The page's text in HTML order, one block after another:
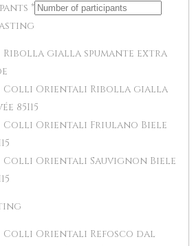
*
gialla spumante extra
Colli Orientali Ribolla gialla
85I15
Colli Orientali Friulano Biele
Orientali Sauvignon Biele
Colli Orientali Refosco dal